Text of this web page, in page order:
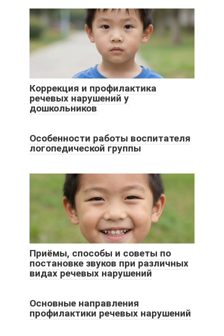
Коррекция и профилактика
речевых нарушений у
дошкольников
Особенности работы воспитателя
логопедической группы
Приёмы, способы и советы по
постановке звуков при различных
видах речевых нарушений
Основные направления
профилактики речевых нарушений